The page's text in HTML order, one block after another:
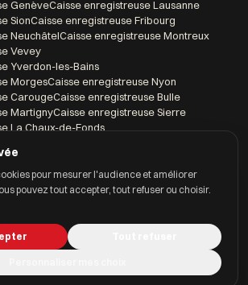
pour mesurer l'audience et améliorer
pouvez tout accepter, tout refuser ou choisir.
GenèveCaisse enregistreuseLausanne
SionCaisse enregistreuseFribourg
NeuchâtelCaisse enregistreuseMontreux
Vevey
Yverdon-les-Bains
MorgesCaisse enregistreuseNyon
CarougeCaisse enregistreuseBulle
MartignyCaisse enregistreuseSierre
La Chaux-de-Fonds
Suisse Sàrl · Tous droits réservés
ConfidentialitéGérer les cookies